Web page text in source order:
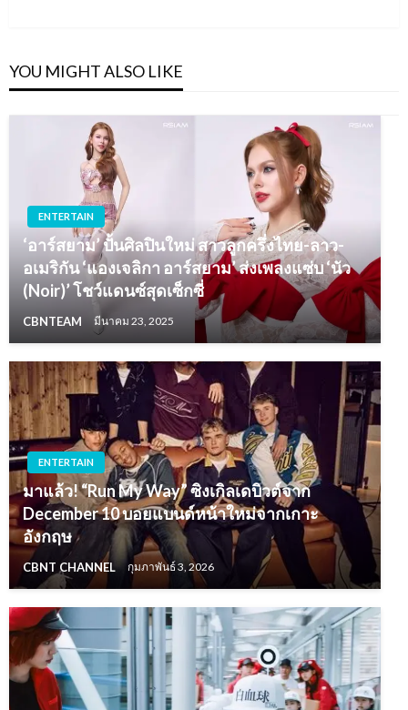
YOU MIGHT ALSO LIKE
ENTERTAIN
‘อาร์สยาม’ ปั้นศิลปินใหม่ สาวลูกครึ่งไทย-ลาว-
อเมริกัน ‘แองเจลิกา อาร์สยาม’ ส่งเพลงแซ่บ ‘นัว
(Noir)’ โชว์แดนซ์สุดเซ็กซี่
CBNTEAM มีนาคม 23, 2025
ENTERTAIN
มาแล้ว! “Run My Way” ซิงเกิลเดบิวต์จาก
December 10 บอยแบนด์หน้าใหม่จากเกาะ
อังกฤษ
CBNT CHANNEL กุมภาพันธ์ 3, 2026